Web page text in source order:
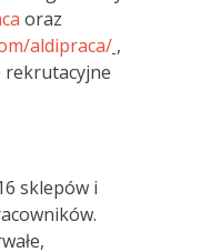
oraz
aldipraca/ ,
rekrutacyjne
sklepów i